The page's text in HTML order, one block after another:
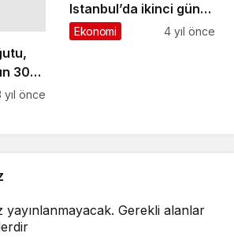
30
yıl önce
Istanbul’da ikinci gün
geride kaldı
Ekonomi 4 yıl önce
yayınlanmayacak. Gerekli alanlar